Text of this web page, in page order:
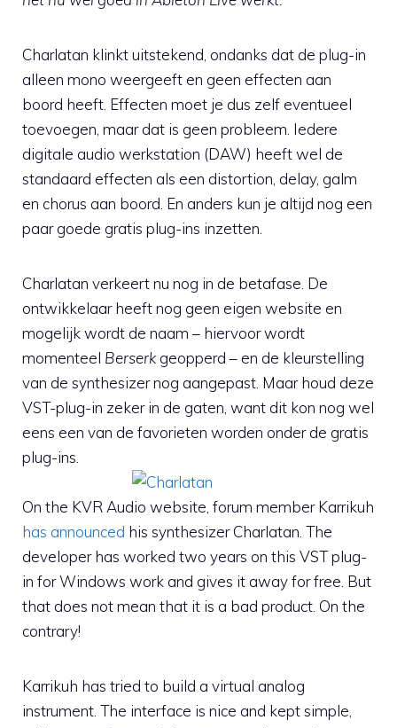
Charlatan klinkt uitstekend, ondanks dat de plug-in
alleen mono weergeeft en geen effecten aan
boord heeft. Effecten moet je dus zelf eventueel
toevoegen, maar dat is geen probleem. Iedere
digitale audio werkstation (DAW) heeft wel de
standaard effecten als een distortion, delay, galm
en chorus aan boord. En anders kun je altijd nog een
paar goede gratis plug-ins inzetten.
Charlatan verkeert nu nog in de betafase. De
ontwikkelaar heeft nog geen eigen website en
mogelijk wordt de naam – hiervoor wordt
momenteel Berserkgeopperd – en de kleurstelling
van de synthesizer nog aangepast. Maar houd deze
VST-plug-in zeker in de gaten, want dit kon nog wel
eens een van de favorieten worden onder de gratis
plug-ins.
On the KVR Audio website, forum member Karrikuh
has announced his synthesizer Charlatan. The
developer has worked two years on this VST plug-
in for Windows work and gives it away for free. But
that does not mean that it is a bad product. On the
contrary!
Karrikuh has tried to build a virtual analog
instrument. The interface is nice and kept simple,